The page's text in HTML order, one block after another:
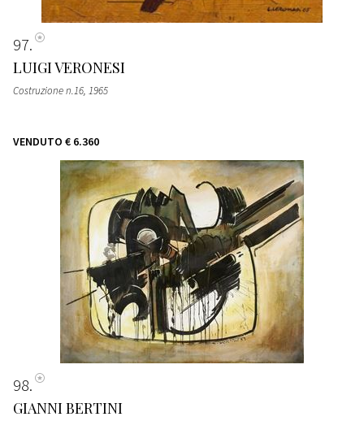
97
LUIGI VERONESI
Costruzione n.16, 1965
VENDUTO € 6.360
98
GIANNI BERTINI